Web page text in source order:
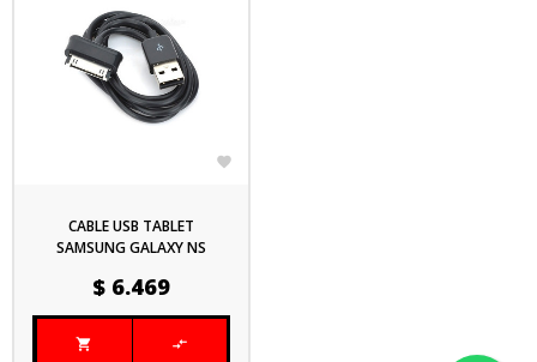

CABLE USB TABLET
SAMSUNG GALAXY NS
Precio
$ 6.469
 